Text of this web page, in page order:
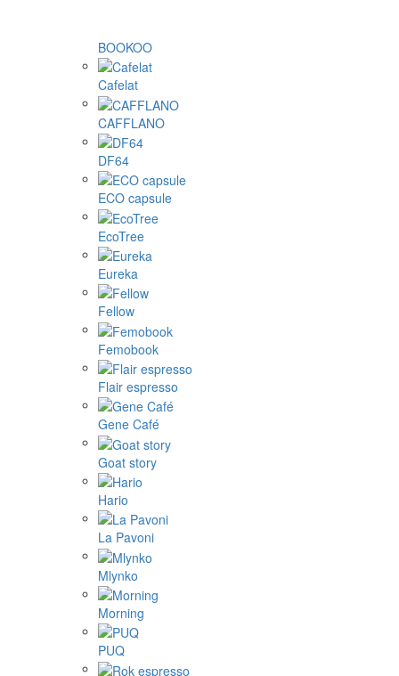
BOOKOO
Cafelat
CAFFLANO
DF64
ECO capsule
EcoTree
Eureka
Fellow
Femobook
Flair espresso
Gene Café
Goat story
Hario
La Pavoni
Mlynko
Morning
PUQ